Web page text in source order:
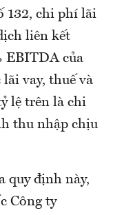
132, chi phí lãi
liên kết
EBITDA của
vay, thuế và
lệ trên là chi
thu nhập chịu
quy định này,
Công ty